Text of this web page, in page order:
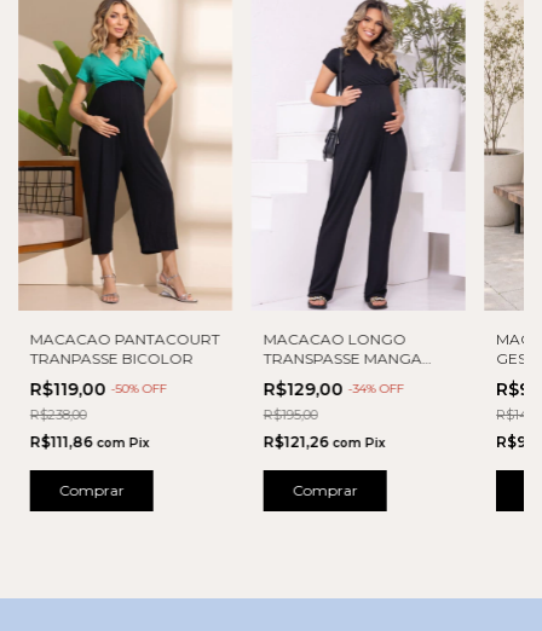
MACACAO PANTACOURT
TRANPASSE BICOLOR
R$119,00 -50% OFF
R$238,00
R$111,86 com Pix
Comprar
MACACAO LONGO
TRANSPASSE MANGA
JAPONESA
R$129,00 -34% OFF
R$195,00
R$121,26 com Pix
Comprar